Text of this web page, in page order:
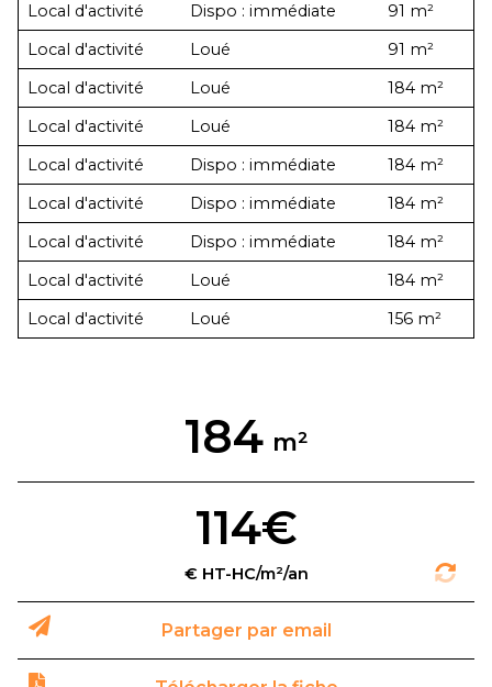
184
114€
Partager par email
Local d'activité
Dispo : immédiate
91 m²
Local d'activité
Loué
91 m²
Local d'activité
Loué
184 m²
Local d'activité
Loué
184 m²
Local d'activité
Dispo : immédiate
184 m²
Local d'activité
Dispo : immédiate
184 m²
Local d'activité
Dispo : immédiate
184 m²
Local d'activité
Loué
184 m²
Local d'activité
Loué 156 m²